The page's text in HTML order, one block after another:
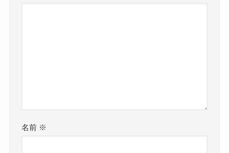
名前 ※